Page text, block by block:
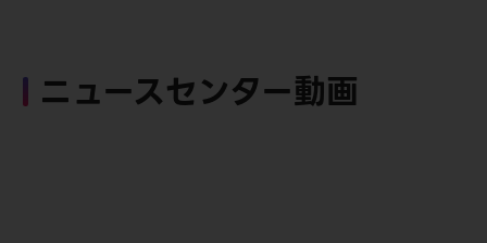
ニュースセンター動画